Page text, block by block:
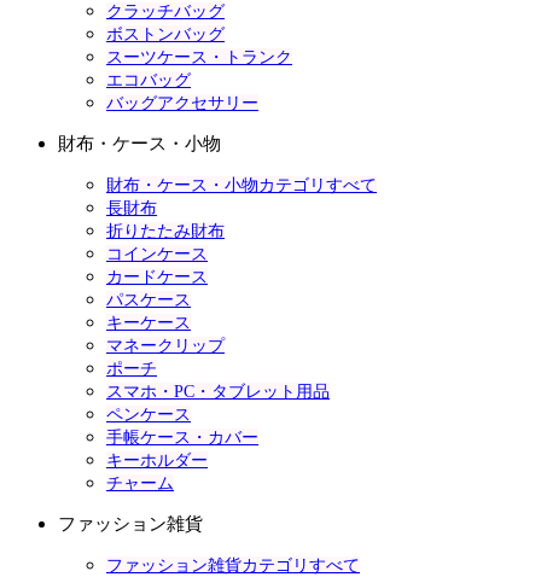
クラッチバッグ
ボストンバッグ
スーツケース・トランク
エコバッグ
バッグアクセサリー
財布・ケース・小物
財布・ケース・小物カテゴリすべて
長財布
折りたたみ財布
コインケース
カードケース
パスケース
キーケース
マネークリップ
ポーチ
スマホ・PC・タブレット用品
ペンケース
手帳ケース・カバー
キーホルダー
チャーム
ファッション雑貨
ファッション雑貨カテゴリすべて